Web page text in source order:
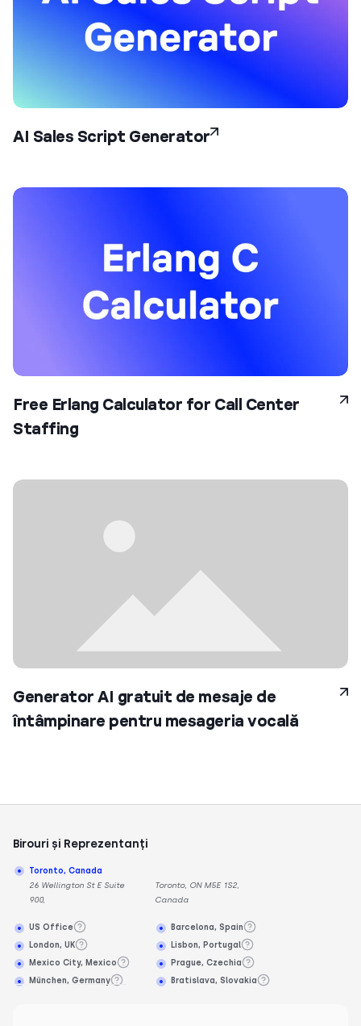
AI Sales Script Generator
Free Erlang Calculator for Call Center
Staffing
Generator AI gratuit de mesaje de
întâmpinare pentru mesageria vocală
Birouri și Reprezentanți
Toronto, Canada
26 Wellington St E Suite
900,
Toronto, ON M5E 1S2,
Canada
US Office
London, UK
Mexico City, Mexico
München, Germany
Barcelona, Spain
Lisbon, Portugal
Prague, Czechia
Bratislava, Slovakia